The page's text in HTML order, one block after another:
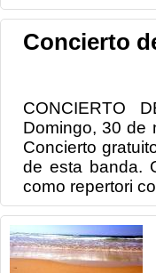
Concierto
CONCIERTO
Domingo, 30 de
Concierto
de esta banda.
como repertori